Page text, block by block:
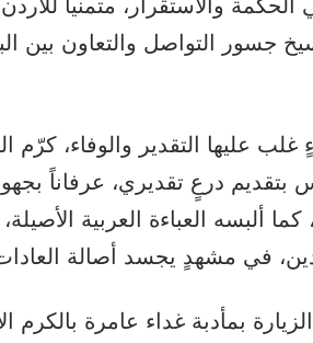
الحكمة والاستقرار، متمنياً
جسور التواصل والتعاون بين
غلب عليها التقدير والوفاء، كرّم
بتقديم درعٍ تقديري، عرفاناً
كما ألبسه العباءة العربية
في مشهدٍ يجسد أصالة
بمأدبة غداء عامرة